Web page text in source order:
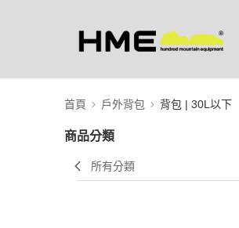
首頁 戶外背包 背包 | 30L以下
商品分類
所有分類